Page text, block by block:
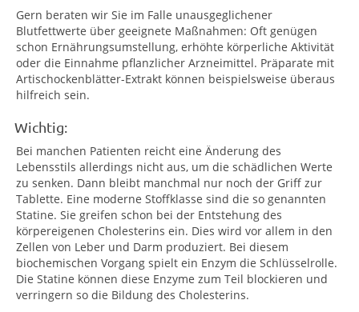
Gern beraten wir Sie im Falle unausgeglichener
Blutfettwerte über geeignete Maßnahmen: Oft genügen
schon Ernährungsumstellung, erhöhte körperliche Aktivität
oder die Einnahme pflanzlicher Arzneimittel. Präparate mit
Artischockenblätter-Extrakt können beispielsweise überaus
hilfreich sein.
Wichtig:
Bei manchen Patienten reicht eine Änderung des
Lebensstils allerdings nicht aus, um die schädlichen Werte
zu senken. Dann bleibt manchmal nur noch der Griff zur
Tablette. Eine moderne Stoffklasse sind die so genannten
Statine. Sie greifen schon bei der Entstehung des
körpereigenen Cholesterins ein. Dies wird vor allem in den
Zellen von Leber und Darm produziert. Bei diesem
biochemischen Vorgang spielt ein Enzym die Schlüsselrolle.
Die Statine können diese Enzyme zum Teil blockieren und
verringern so die Bildung des Cholesterins.